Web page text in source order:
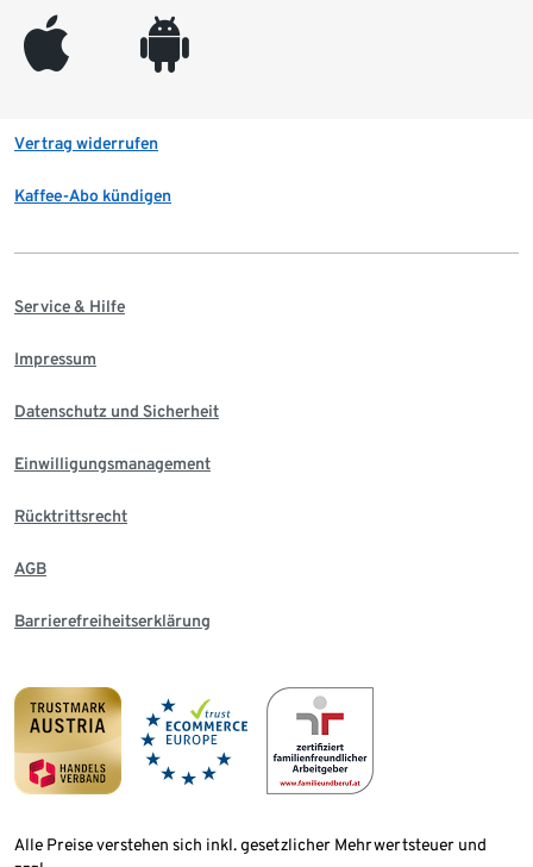
appleinc android
Vertrag widerrufen
Kaffee-Abo kündigen
Service & Hilfe
Impressum
Datenschutz und Sicherheit
Einwilligungsmanagement
Rücktrittsrecht
AGB
Barrierefreiheitserklärung
Alle Preise verstehen sich inkl. gesetzlicher Mehrwertsteuer und